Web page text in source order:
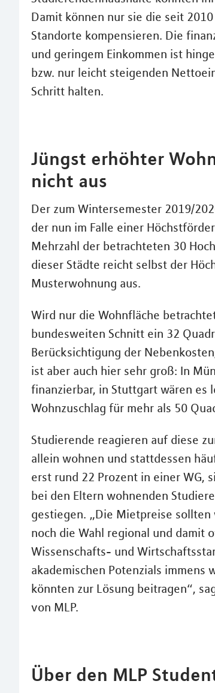
Damit können nur sie die seit
Standorte kompensieren. Die
und geringem Einkommen ist
bzw. nur leicht steigenden
Schritt halten.
Jüngst erhöhter
nicht aus
Der zum Wintersemester 2019/
der nun im Falle einer
Mehrzahl der betrachteten 30
dieser Städte reicht selbst der
Musterwohnung aus.
Wird nur die Wohnfläche
bundesweiten Schnitt ein 32
Berücksichtigung der
ist aber auch hier sehr groß: In
finanzierbar, in Stuttgart wären es
Wohnzuschlag für mehr als 50
Studierende reagieren auf diese
allein wohnen und stattdessen
erst rund 22 Prozent in einer WG,
bei den Eltern wohnenden
gestiegen. „Die Mietpreise
noch die Wahl regional und damit
Wissenschafts- und
akademischen Potenzials immens
könnten zur Lösung beitragen“,
von MLP.
Über den MLP